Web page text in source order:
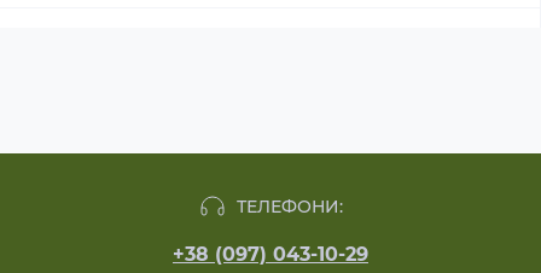
ТЕЛЕФОНИ:
+38 (097) 043-10-29